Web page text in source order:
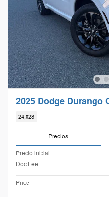
2025 Dodge Durango
24,028
Precios
Precio inicial
Doc Fee
Price